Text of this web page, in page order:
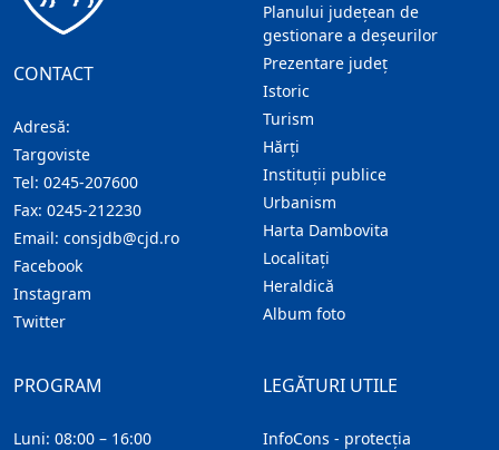
CONTACT
Adresă:
Targoviste
Tel: 0245-207600
Fax: 0245-212230
Email: consjdb@cjd.ro
Facebook
Instagram
Twitter
Planului județean de
gestionare a deșeurilor
Prezentare judeţ
Istoric
Turism
Hărţi
Instituţii publice
Urbanism
Harta Dambovita
Localitaţi
Heraldică
Album foto
LEGĂTURI UTILE
InfoCons - protecția
PROGRAM
Luni: 08:00 – 16:00